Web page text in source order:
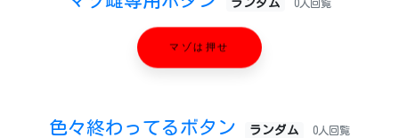
ランダム 0人回覧
マゾは押せ
色々終わってるボタン ランダム 0人回覧